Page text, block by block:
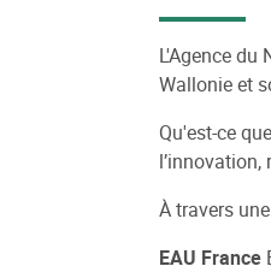
L'Agence du
Wallonie et
Qu'est-ce
À travers
EAU France